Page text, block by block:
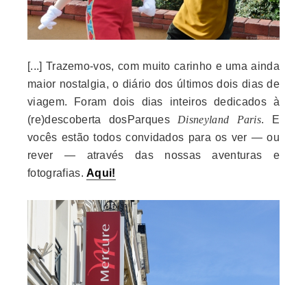
[...] Trazemo-vos, com muito carinho e uma ainda
maior nostalgia, o diário dos últimos dois dias de
viagem. Foram dois dias inteiros dedicados à
(re)descoberta dosParques Disneyland Paris. E
vocês estão todos convidados para os ver — ou
rever — através das nossas aventuras e
fotografias.Aqui!